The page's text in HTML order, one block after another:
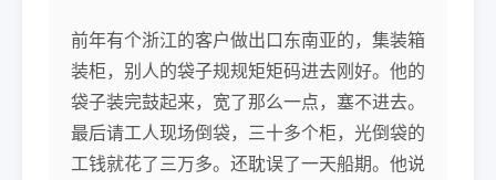
前年有个浙江的客户做出口东南亚的，集装箱
装柜，别人的袋子规规矩矩码进去刚好。他的
袋子装完鼓起来，宽了那么一点，塞不进去。
最后请工人现场倒袋，三十多个柜，光倒袋的
工钱就花了三万多。还耽误了一天船期。他说